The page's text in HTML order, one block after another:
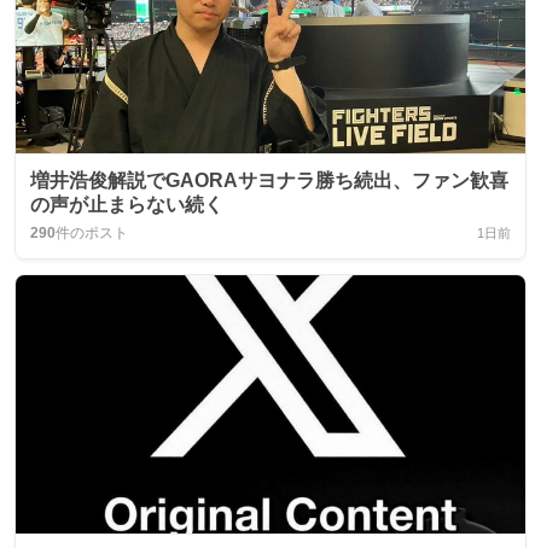
増井浩俊解説でGAORAサヨナラ勝ち続出、ファン歓喜
の声が止まらない続く
290件のポスト 1日前